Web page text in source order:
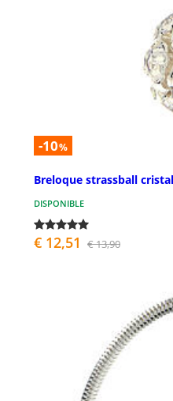
-10%
Breloque strassball
DISPONIBLE
€ 12,51 € 13,90